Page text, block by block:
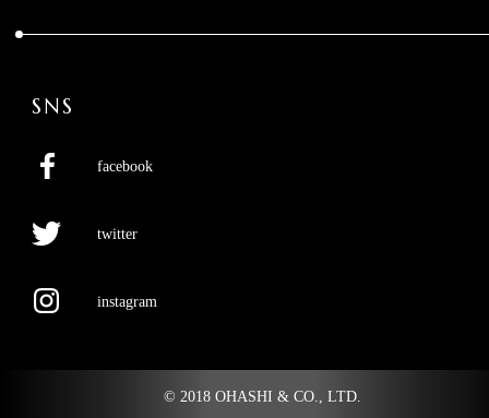
SNS
facebook
twitter
instagram
© 2018 OHASHI & CO., LTD.